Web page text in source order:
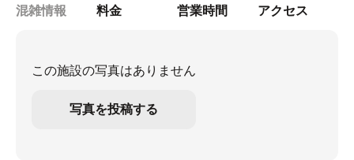
混雑情報 料金 営業時間 アクセス
この施設の写真はありません
写真を投稿する